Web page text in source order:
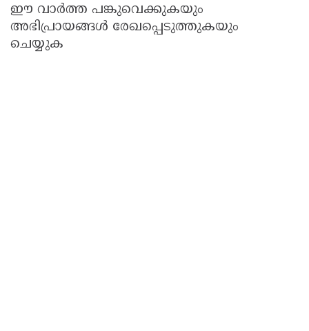
ഈ വാർത്ത പങ്കുവെക്കുകയും
അഭിപ്രായങ്ങൾ രേഖപ്പെടുത്തുകയും
ചെയ്യുക